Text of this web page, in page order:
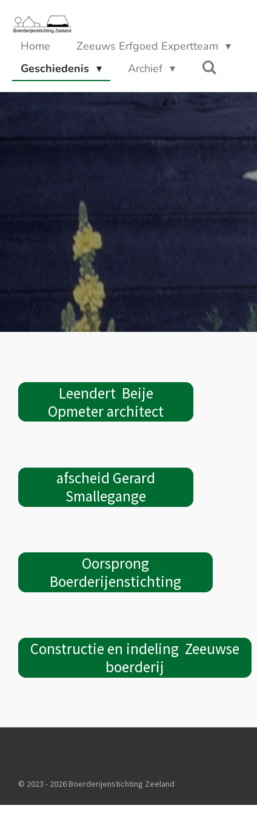
Ga
direct
naar
de
hoofdinhoud
Home Zeeuws Erfgoed Expertteam
Geschiedenis
Archief
Leendert Beije
Opmeter architect
afscheid Gerard
Smallegange
Oorsprong
Boerderijenstichting
Constructie en indeling Zeeuwse
boerderij
© 2023 - 2026 Boerderijenstichting Zeeland